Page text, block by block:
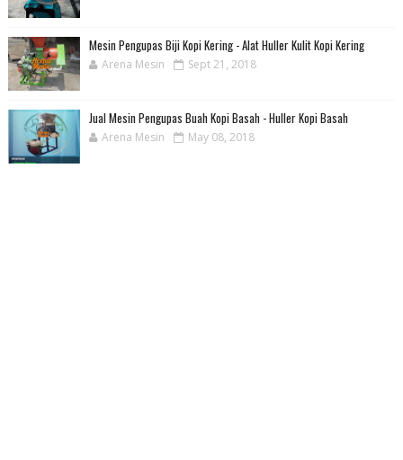
Mesin Pengupas Biji Kopi Kering - Alat Huller Kulit Kopi Kering
Arena Mesin Sept 21, 2018
Jual Mesin Pengupas Buah Kopi Basah - Huller Kopi Basah
Arena Mesin May 08, 2018